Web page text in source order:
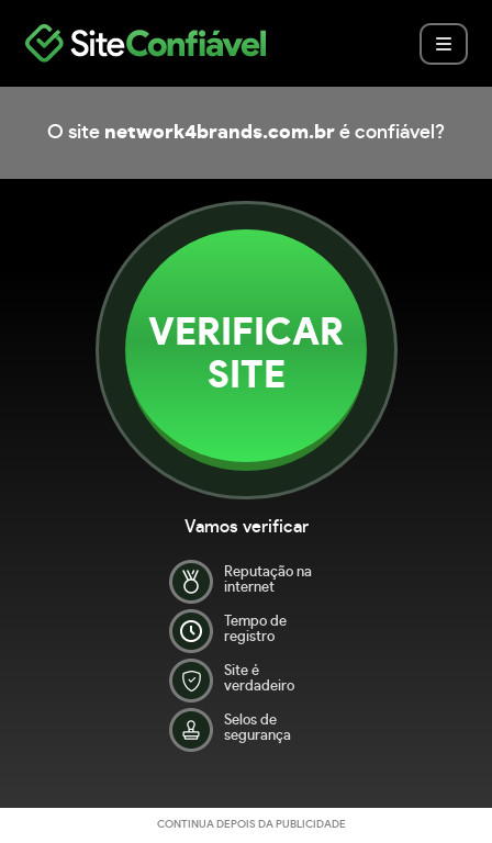
O site network4brands.com.br é confiável?
VERIFICAR
SITE
Vamos verificar
Reputação na
internet
Tempo de
registro
Site é
verdadeiro
Selos de
segurança
CONTINUA DEPOIS DA PUBLICIDADE